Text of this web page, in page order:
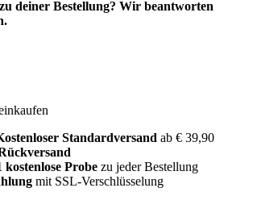
deiner Bestellung? Wir beantworten
Standardversand ab € 39,90
kostenlose Probe zu jeder Bestellung
mit SSL-Verschlüsselung